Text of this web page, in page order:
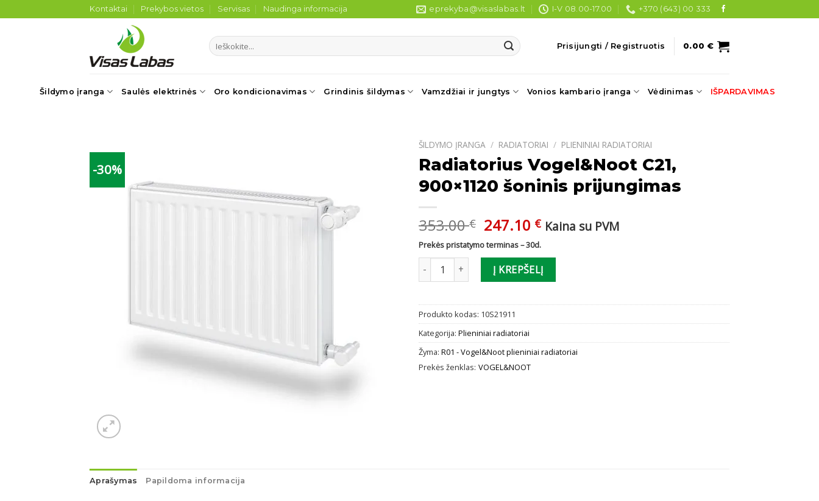
to
Kontaktai Prekybos vietos Servisas Naudinga informacija eprekyba@visaslabas.lt I-V 08.00-17.00 +370 (643) 00 333
Ieškoti: Prisijungti / Registruotis 0.00€
Šildymo įranga Saulės elektrinės Oro kondicionavimas Grindinis šildymas Vamzdžiai ir jungtys Vonios kambario įranga Vėdinimas IŠPARDAVIMAS
-30%
ŠILDYMO ĮRANGA / RADIATORIAI / PLIENINIAI RADIATORIAI
Radiatorius Vogel&Noot C21,
900×1120 šoninis prijungimas
353.00€ Original
price
was:
353.00 €.
247.10 €Current
is:
247.10 €.
Kaina su PVM
Prekės pristatymo terminas – 30d.
produkto kiekis: Radiatorius Vogel&Noot C21, 900x1120 šoninis prijungimas
Į KREPŠELĮ
Produkto kodas: 10S21911
Kategorija: Plieniniai radiatoriai
Žyma: R01 - Vogel&Noot plieniniai radiatoriai
Prekės ženklas: VOGEL&NOOT
Aprašymas Papildoma informacija